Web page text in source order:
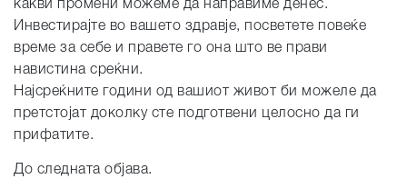
какви промени можеме да направиме денес.
Инвестирајте во вашето здравје, посветете повеќе
време за себе и правете го она што ве прави
навистина среќни.
Најсреќните години од вашиот живот би можеле да
претстојат доколку сте подготвени целосно да ги
прифатите.
До следната објава.